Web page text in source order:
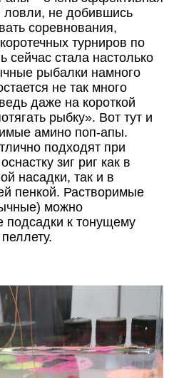
ловли, не добившись
соревнования,
турниров по
стала настолько
рыбалки намного
не так много
даже на короткой
рыбку». Вот тут и
амино поп-апы.
подходят при
зиг риг как в
насадки, так и в
пенкой. Растворимые
можно
подсадки к тонущему